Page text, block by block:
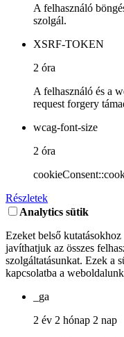
A felhasználó
szolgál.
XSRF-TOKEN
2 óra
A felhasználó és a
request forgery
wcag-font-size
2 óra
Részletek
Analytics sütik
Ezeket belső
javíthatjuk az összes
szolgáltatásunkat. Ezek a
kapcsolatba a
_ga
2 év 2 hónap 2 nap